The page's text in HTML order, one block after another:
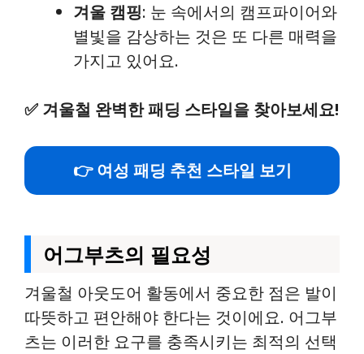
겨울 캠핑: 눈 속에서의 캠프파이어와
별빛을 감상하는 것은 또 다른 매력을
가지고 있어요.
✅ 겨울철 완벽한 패딩 스타일을 찾아보세요!
👉 여성 패딩 추천 스타일 보기
어그부츠의 필요성
겨울철 아웃도어 활동에서 중요한 점은 발이
따뜻하고 편안해야 한다는 것이에요. 어그부
츠는 이러한 요구를 충족시키는 최적의 선택